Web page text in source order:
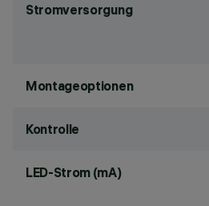
Stromversorgung
Montageoptionen
Kontrolle
LED-Strom (mA)